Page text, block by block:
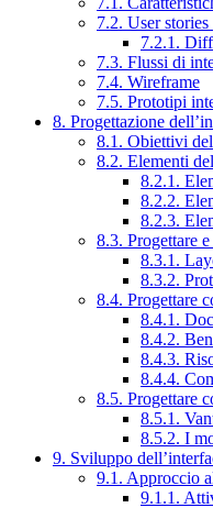
7.2. User
7.2.1.
7.3. Flussi di
7.4. Wireframe
7.5. Prototipi
8. Progettazione
8.1. Obiettivi
8.2. Elementi
8.2.1.
8.2.2.
8.2.3.
8.3. Progettare
8.3.1.
8.3.2.
8.4. Progettare
8.4.1.
8.4.2.
8.4.3.
8.4.4.
8.5. Progettare
8.5.1.
8.5.2. I
9. Sviluppo
9.1. Approccio
9.1.1.